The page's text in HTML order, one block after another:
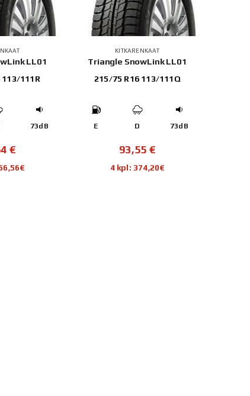
LL01
113/111R
73dB
€
KITKARENKAAT
Triangle SnowLink LL01
215/75 R16 113/111Q
E D 73dB
93,55 €
4 kpl: 374,20€